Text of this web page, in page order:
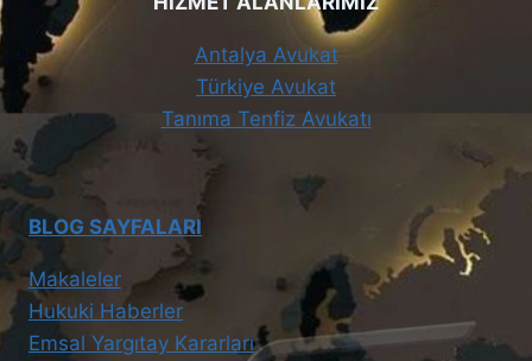
Antalya Avukat
Türkiye Avukat
Tanıma Tenfiz Avukatı
BLOG SAYFALARI
Makaleler
Hukuki Haberler
Emsal Yargıtay Kararları